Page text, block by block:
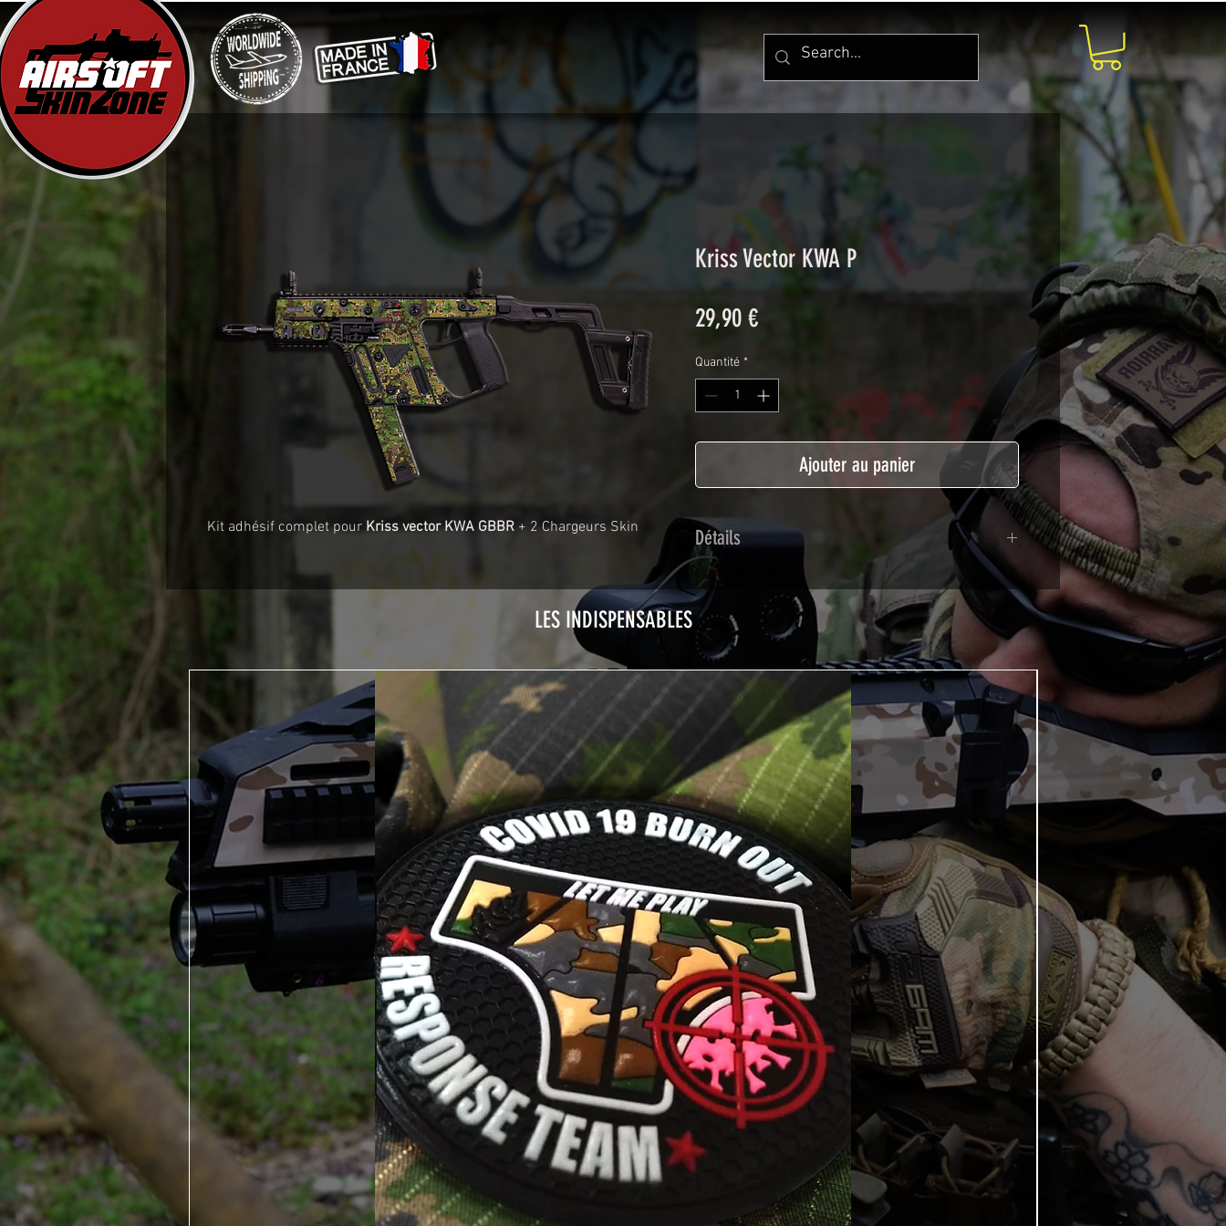
Kit adhésif complet pour Kriss vector KWA GBBR + 2 Chargeurs Skin
Kriss Vector KWA P
29,90 €Prix
Quantité *
Ajouter au panier
Détails
Adhésif de type polymère calandré recouvert d'une
plastification protègeant des UV et des rayures.
Utilisé initialement pour le marquage de véhicule,
les adhésifs AirsoftSkinZone offrent une grande
durabilité et résistent aux intempéries.
Nettoyer sa réplique à l'aide d'un produit alcoolisé
avant toute installation est indispensable. Un
décapeur thermique ou un sèche cheveux sera
nécessaire à l'installation de votre Skin. Voir la
rubrique TUTOS / VIDEOS
LES INDISPENSABLES